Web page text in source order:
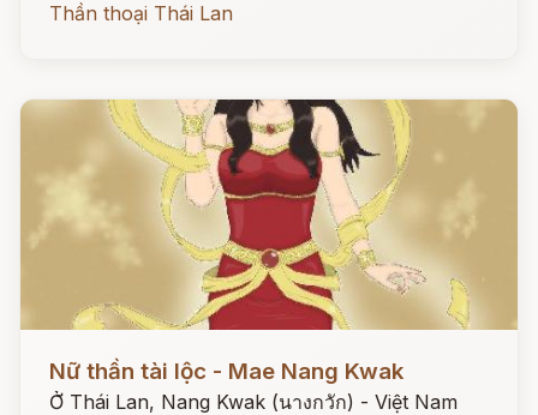
Thần thoại Thái Lan
Nữ thần tài lộc - Mae Nang Kwak
Ở Thái Lan, Nang Kwak (นางกวัก) - Việt Nam